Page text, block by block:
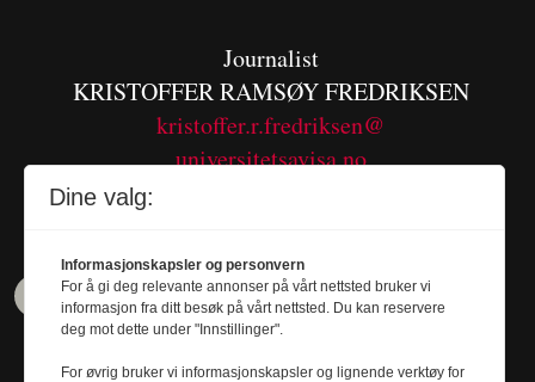
Journalist
KRISTOFFER RAMSØY FREDRIKSEN
kristoffer.r.fredriksen@
universitetsavisa.no
Dine valg:
Informasjonskapsler og personvern
For å gi deg relevante annonser på vårt nettsted bruker vi
informasjon fra ditt besøk på vårt nettsted. Du kan reservere
deg mot dette under "Innstillinger".
For øvrig bruker vi informasjonskapsler og lignende verktøy for